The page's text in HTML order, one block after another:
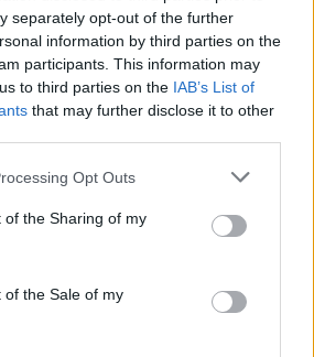
separately opt-out of the further
information by third parties on the
participants. This information may
to third parties on the IAB’s List of
that may further disclose it to other
app uses one or more Google
or usage behaviour. You may click to
to Google and its third-party tags to
specified purposes in below Google
Opt Outs
of the Sharing of my
of the Sale of my